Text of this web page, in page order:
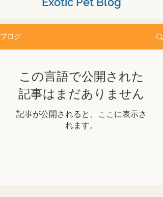
ブログ
この言語で公開された
記事はまだありません
記事が公開されると、ここに表示さ
れます。